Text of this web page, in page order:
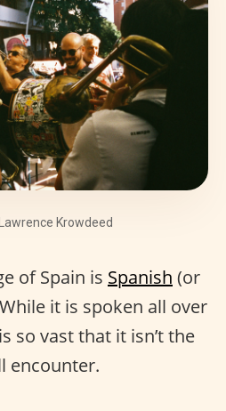
Krowdeed
of Spain is Spanish (or
it is spoken all over
so vast that it isn’t the
encounter.